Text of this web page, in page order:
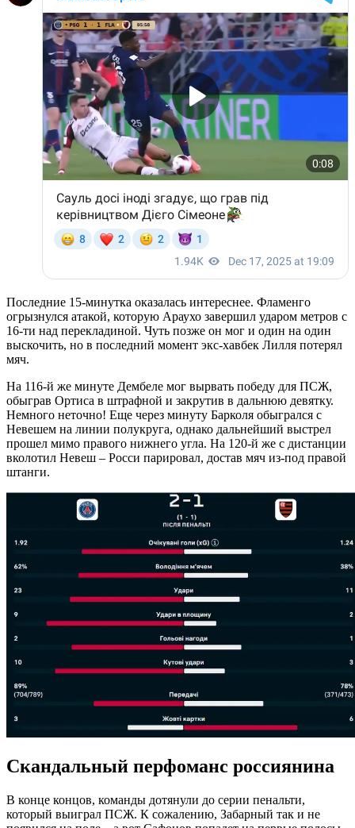
Последние 15-минутка оказалась интереснее. Фламенго
огрызнулся атакой, которую Араухо завершил ударом метров с
16-ти над перекладиной. Чуть позже он мог и один на один
выскочить, но в последний момент экс-хавбек Лилля потерял
мяч.
На 116-й же минуте Дембеле мог вырвать победу для ПСЖ,
обыграв Ортиса в штрафной и закрутив в дальнюю девятку.
Немного неточно! Еще через минуту Барколя обыгрался с
Невешем на линии полукруга, однако дальнейший выстрел
прошел мимо правого нижнего угла. На 120-й же с дистанции
вколотил Невеш – Росси парировал, достав мяч из-под правой
штанги.
Скандальный перфоманс россиянина
В конце концов, команды дотянули до серии пенальти,
который выиграл ПСЖ. К сожалению, Забарный так и не